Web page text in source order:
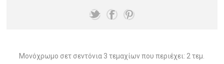
Μονόχρωμο σετ σεντόνια 3 τεμαχίων που περιέχει: 2 τεμ.